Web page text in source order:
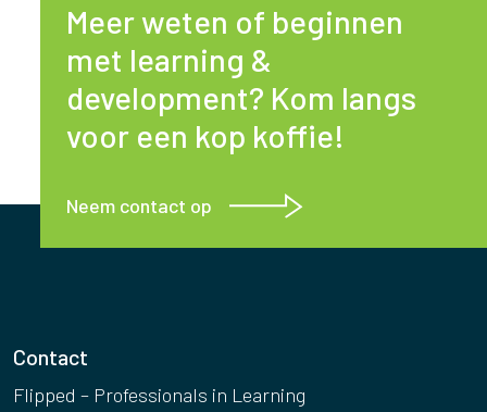
Contact
Flipped – Professionals in Learning
Meer weten of beginnen
met learning &
development? Kom langs
voor een kop koffie!
Neem contact op